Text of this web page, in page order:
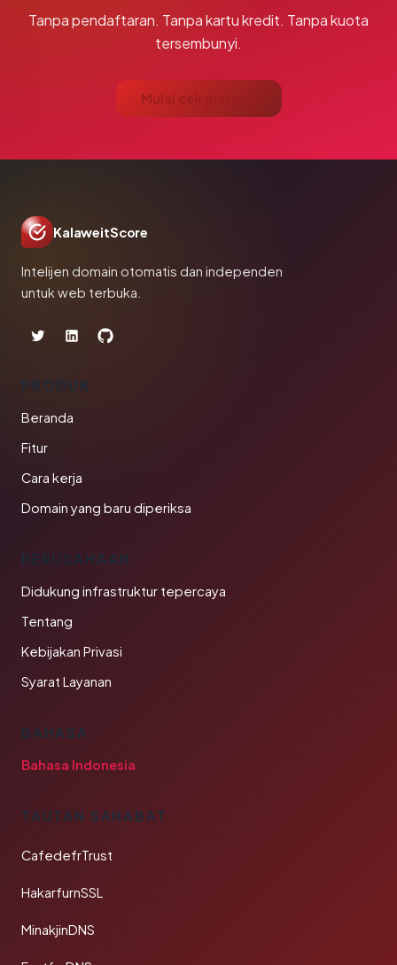
Tanpa pendaftaran. Tanpa kartu kredit. Tanpa kuota
tersembunyi.
Mulai cek gratis →
KalaweitScore
Intelijen domain otomatis dan independen
untuk web terbuka.
PRODUK
Beranda
Fitur
Cara kerja
Domain yang baru diperiksa
PERUSAHAAN
Didukung infrastruktur tepercaya
Tentang
Kebijakan Privasi
Syarat Layanan
BAHASA
Bahasa Indonesia
TAUTAN SAHABAT
CafedefrTrust
HakarfurnSSL
MinakjinDNS